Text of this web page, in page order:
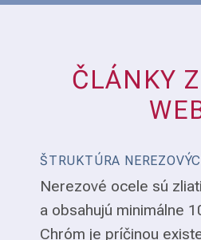
ČLÁNKY
ŠTRUKTÚRA
Nerezové ocele sú
a obsahujú minimálne
Chróm je príčinou